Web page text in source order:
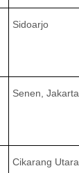
Sidoarjo
Senen, Jakarta
Cikarang Utara,